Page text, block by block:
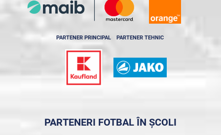
PARTENER PRINCIPAL PARTENER TEHNIC
PARTENERI FOTBAL ÎN ȘCOLI